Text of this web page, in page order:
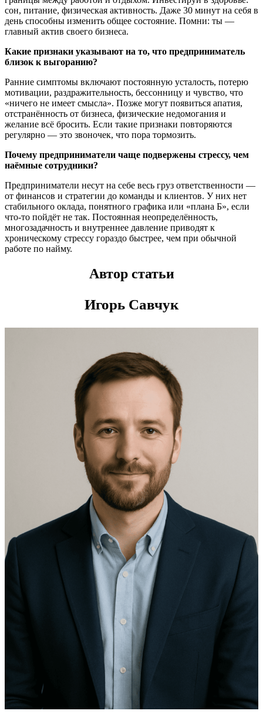
сон, питание, физическая активность. Даже 30 минут на себя в
день способны изменить общее состояние. Помни: ты —
главный актив своего бизнеса.
Какие признаки указывают на то, что предприниматель
близок к выгоранию?
Ранние симптомы включают постоянную усталость, потерю
мотивации, раздражительность, бессонницу и чувство, что
«ничего не имеет смысла». Позже могут появиться апатия,
отстранённость от бизнеса, физические недомогания и
желание всё бросить. Если такие признаки повторяются
регулярно — это звоночек, что пора тормозить.
Почему предприниматели чаще подвержены стрессу, чем
наёмные сотрудники?
Предприниматели несут на себе весь груз ответственности —
от финансов и стратегии до команды и клиентов. У них нет
стабильного оклада, понятного графика или «плана Б», если
что-то пойдёт не так. Постоянная неопределённость,
многозадачность и внутреннее давление приводят к
хроническому стрессу гораздо быстрее, чем при обычной
работе по найму.
Автор статьи
Игорь Савчук